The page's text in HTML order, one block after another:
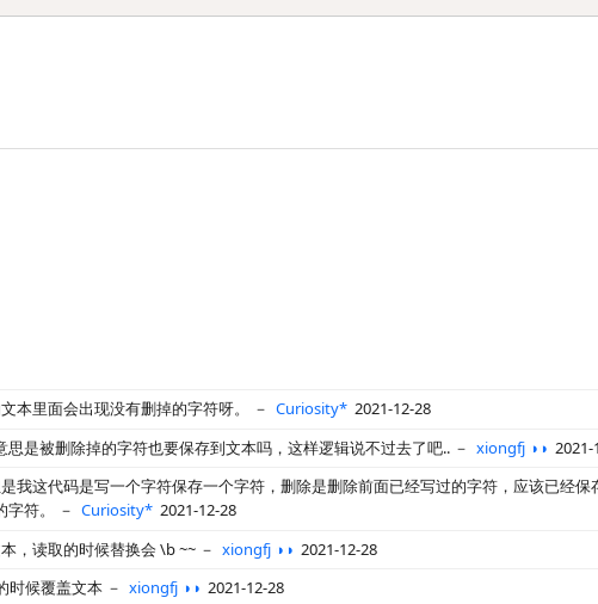
本里面会出现没有删掉的字符呀。 － Curiosity* 2021-12-28
是被删除掉的字符也要保存到文本吗，这样逻辑说不过去了吧.. － xiongfj ◑◑ 2021-
我这代码是写一个字符保存一个字符，删除是删除前面已经写过的字符，应该已经
符。
－ Curiosity* 2021-12-28
，读取的时候替换会 \b ~~ － xiongfj ◑◑ 2021-12-28
时候覆盖文本 － xiongfj ◑◑ 2021-12-28